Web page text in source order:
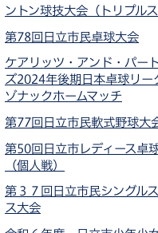
ントン球技大会（トリプルス
第78回日立市民卓球大会
ケアリッツ・アンド・パー
ズ2024年後期日本卓球リ
ゾナックホームマッチ
第77回日立市民軟式野球大
第50回日立市レディース卓
（個人戦）
第３７回日立市民シングル
ス大会